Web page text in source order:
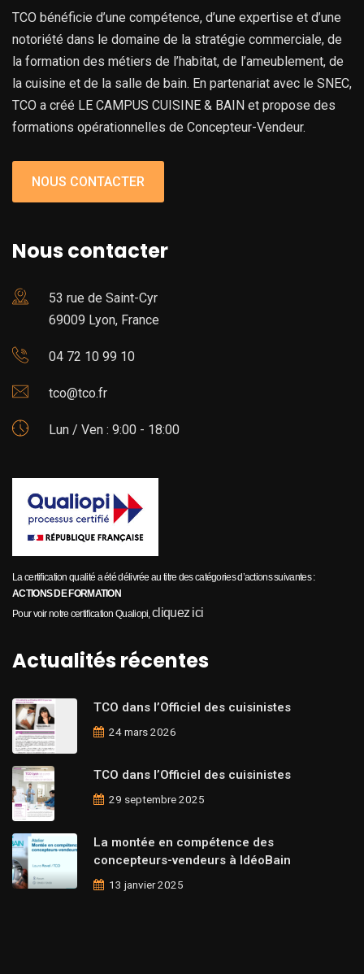
TCO bénéficie d’une compétence, d’une expertise et d’une
notoriété dans le domaine de la stratégie commerciale, de
la formation des métiers de l’habitat, de l’ameublement, de
la cuisine et de la salle de bain. En partenariat avec le SNEC,
TCO a créé LE CAMPUS CUISINE & BAIN et propose des
formations opérationnelles de Concepteur-Vendeur.
NOUS CONTACTER
Nous contacter
53 rue de Saint-Cyr
69009 Lyon, France
04 72 10 99 10
tco@tco.fr
Lun / Ven : 9:00 - 18:00
La certification qualité a été délivrée au titre des catégories d’actions suivantes :
ACTIONS DE FORMATION
Pour voir notre certification Qualiopi,cliquez ici
Actualités récentes
TCO dans l’Officiel des cuisinistes
24 mars 2026
TCO dans l’Officiel des cuisinistes
29 septembre 2025
La montée en compétence des
concepteurs-vendeurs à IdéoBain
13 janvier 2025